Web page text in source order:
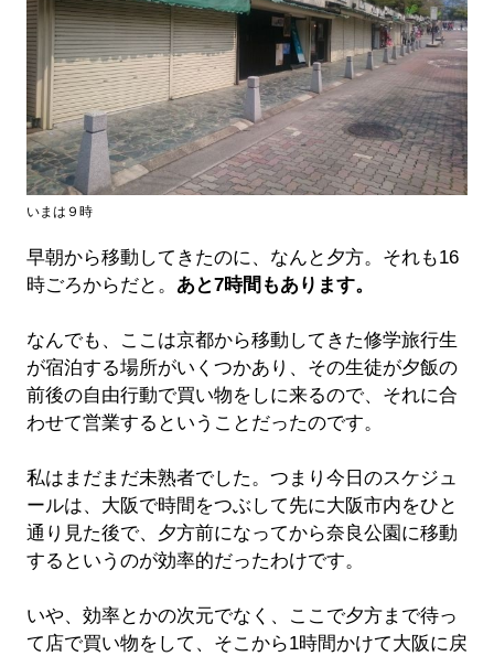
いまは９時
早朝から移動してきたのに、なんと夕方。それも16
時ごろからだと。 あと7時間もあります。
なんでも、ここは京都から移動してきた修学旅行生
が宿泊する場所がいくつかあり、その生徒が夕飯の
前後の自由行動で買い物をしに来るので、それに合
わせて営業するということだったのです。
私はまだまだ未熟者でした。つまり今日のスケジュ
ールは、大阪で時間をつぶして先に大阪市内をひと
通り見た後で、夕方前になってから奈良公園に移動
するというのが効率的だったわけです。
いや、効率とかの次元でなく、ここで夕方まで待っ
て店で買い物をして、そこから1時間かけて大阪に戻